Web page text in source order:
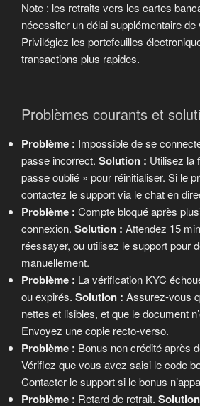
Note : les retraits vers les cartes
nécessiter un délai supplémentaire de
Privilégiez les portefeuilles
transactions plus rapides.
Problèmes courants et
Problème : Impossible de se
passe incorrect. Solution : Utilisez la
passe oublié » pour réinitialiser. Si le
contactez le support via le chat en
Problème : Compte bloqué après
connexion. Solution : Attendez 15
réessayer, ou utilisez le support pour
manuellement.
Problème : La vérification KYC
ou expirés. Solution : Assurez-vous
nettes et lisibles, et que le document
Envoyez une copie recto-verso.
Problème : Bonus non crédité après
Vérifiez que vous avez saisi le code
Contacter le support si le bonus
Problème : Retard de retrait.